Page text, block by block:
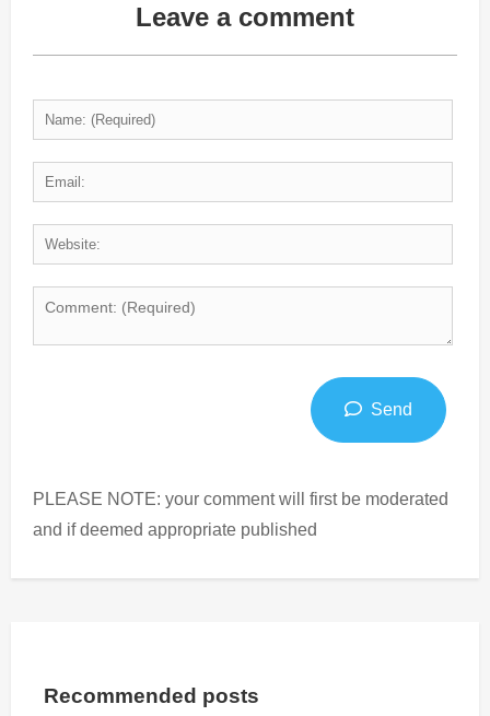
Leave a comment
Send
PLEASE NOTE: your comment will first be moderated
and if deemed appropriate published
Recommended posts